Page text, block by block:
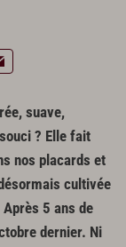
suave,
? Elle fait
nos placards et
cultivée
5 ans de
dernier. Ni